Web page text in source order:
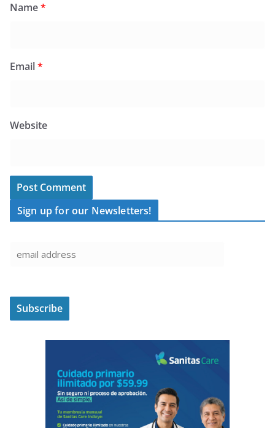
Name*
Email*
Website
Sign up for our Newsletters!